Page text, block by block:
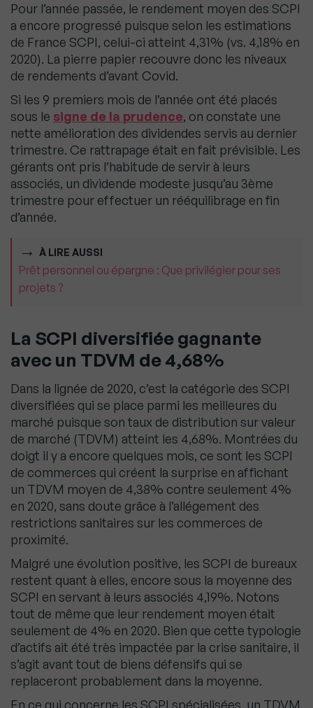
Pour l’année passée, le rendement moyen des SCPI
a encore progressé puisque selon les estimations
de France SCPI, celui-ci atteint 4,31% (vs. 4,18% en
2020). La pierre papier recouvre donc les niveaux
de rendements d’avant Covid.
Si les 9 premiers mois de l’année ont été placés
sous le signe de la prudence, on constate une
nette amélioration des dividendes servis au dernier
trimestre. Ce rattrapage était en fait prévisible. Les
gérants ont pris l’habitude de servir à leurs
associés, un dividende modeste jusqu’au 3ème
trimestre pour effectuer un rééquilibrage en fin
d’année.
À LIRE AUSSI
Prêt personnel ou épargne : Que privilégier pour ses
projets ?
La SCPI diversifiée gagnante
avec un TDVM de 4,68%
Dans la lignée de 2020, c’est la catégorie des SCPI
diversifiées qui se place parmi les meilleures du
marché puisque son taux de distribution sur valeur
de marché (TDVM) atteint les 4,68%. Montrées du
doigt il y a encore quelques mois, ce sont les SCPI
de commerces qui créent la surprise en affichant
un TDVM moyen de 4,38% contre seulement 4%
en 2020, sans doute grâce à l’allégement des
restrictions sanitaires sur les commerces de
proximité.
Malgré une évolution positive, les SCPI de bureaux
restent quant à elles, encore sous la moyenne des
SCPI en servant à leurs associés 4,19%. Notons
tout de même que leur rendement moyen était
seulement de 4% en 2020. Bien que cette typologie
d’actifs ait été très impactée par la crise sanitaire, il
s’agit avant tout de biens défensifs qui se
replaceront probablement dans la moyenne.
En ce qui concerne les SCPI spécialisées, un TDVM